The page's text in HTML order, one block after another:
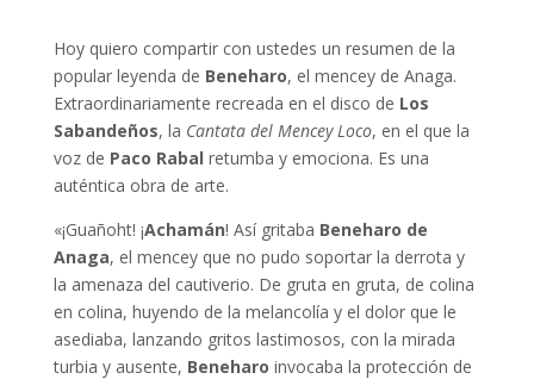
Hoy quiero compartir con ustedes un resumen de la
popular leyenda de Beneharo, el mencey de Anaga.
Extraordinariamente recreada en el disco de Los
Sabandeños, la Cantata del Mencey Loco, en el que la
voz de Paco Rabal retumba y emociona. Es una
auténtica obra de arte.
«¡Guañoht! ¡Achamán! Así gritaba Beneharo de
Anaga, el mencey que no pudo soportar la derrota y
la amenaza del cautiverio. De gruta en gruta, de colina
en colina, huyendo de la melancolía y el dolor que le
asediaba, lanzando gritos lastimosos, con la mirada
turbia y ausente, Beneharo invocaba la protección de